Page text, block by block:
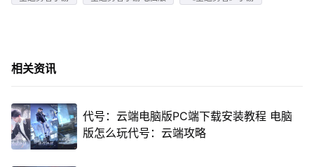
相关资讯
代号：云端电脑版PC端下载安装教程 电脑
版怎么玩代号：云端攻略